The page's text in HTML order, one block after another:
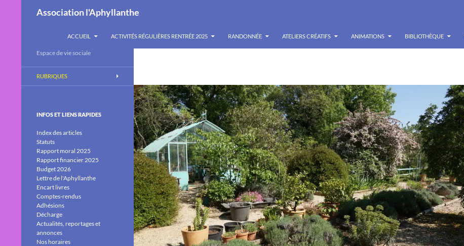
Association l'Aphyllanthe
ACCUEIL
ACTIVITÉS RÉGULIÈRES RENTRÉE 2025 RANDONNÉE ATELIERS CRÉATIFS ANIMATIONS BIBLIOTHÈQUE
Espace de vie sociale
RUBRIQUES
INFOS ET LIENS RAPIDES
Index des articles
Statuts
Rapport moral 2025
Rapport financier 2025
Budget 2026
Lettre de l'Aphyllanthe
Encart livres
Comptes-rendus
Adhésions
Décharge
Actualités, reportages et
annonces
Nos horaires